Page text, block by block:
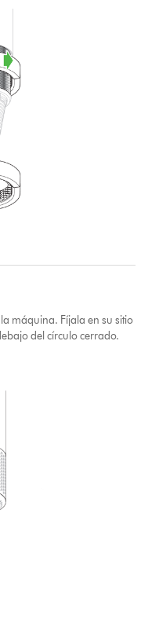
máquina. Fíjala en su sitio
del círculo cerrado.